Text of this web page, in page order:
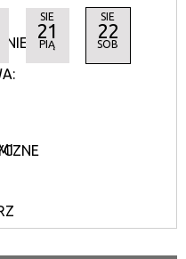
SIE
21
PIĄ
SIE
22
SOB